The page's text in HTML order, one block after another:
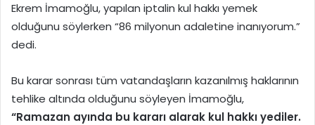
Ekrem İmamoğlu, yapılan iptalin kul hakkı yemek
olduğunu söylerken “86 milyonun adaletine inanıyorum.”
dedi.
Bu karar sonrası tüm vatandaşların kazanılmış haklarının
tehlike altında olduğunu söyleyen İmamoğlu,
“Ramazan ayında bu kararı alarak kul hakkı yediler.